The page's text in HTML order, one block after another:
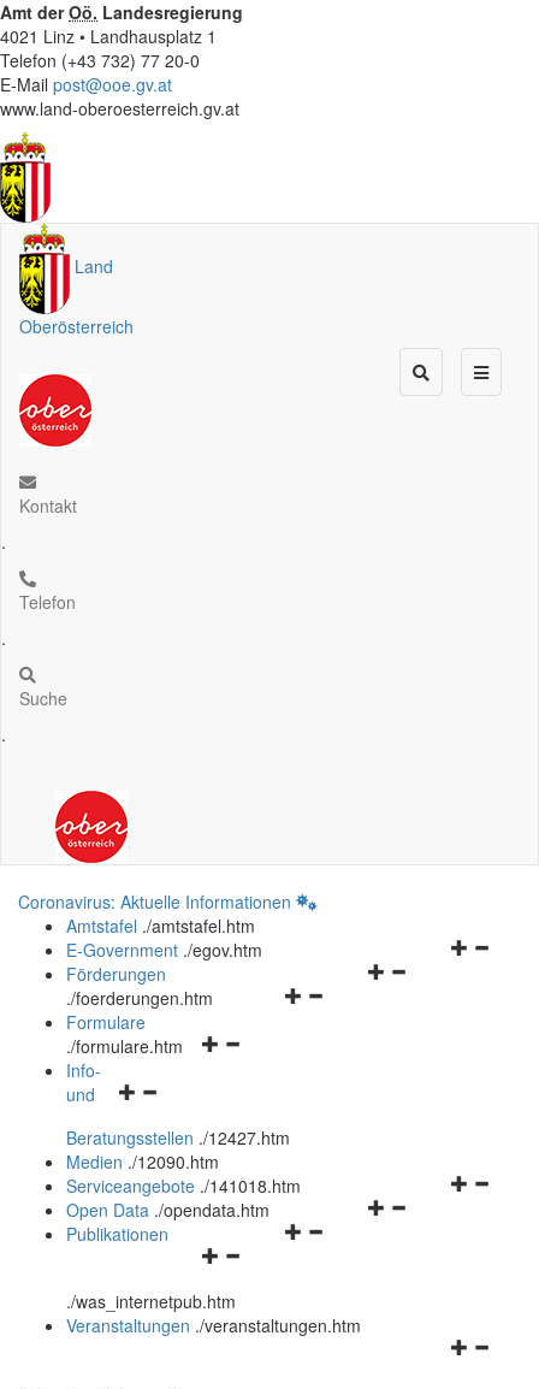
Amt derOö. Landesregierung
4021 Linz • Landhausplatz 1
Telefon (+43 732) 77 20-0
E-Mail post@ooe.gv.at
www.land-oberoesterreich.gv.at
Land
Oberösterreich
Kontakt
.
Telefon
.
Suche
.
Coronavirus: Aktuelle Informationen
Amtstafel ./amtstafel.htm
Navigationsmenü
E-Government ./egov.htm
Navigationsmenü
Förderungen
./foerderungen.htm
Navigationsmenü
Formulare
./formulare.htm
Navigationsmenü
und
schließen
Info-
und
Beratungsstellen ./12427.htm
Medien ./12090.htm
Navigationsmenü
Serviceangebote ./141018.htm
Navigationsmenü
Open Data ./opendata.htm
Navigationsmenü
und
schließen
Publikationen
./was_internetpub.htm
Veranstaltungen ./veranstaltungen.htm